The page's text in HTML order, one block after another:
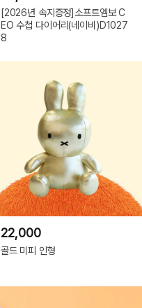
[2026년 속지증정]소프트엠보 C
EO 수첩 다이어리(네이비)D1027
8
22,000
골드 미피 인형